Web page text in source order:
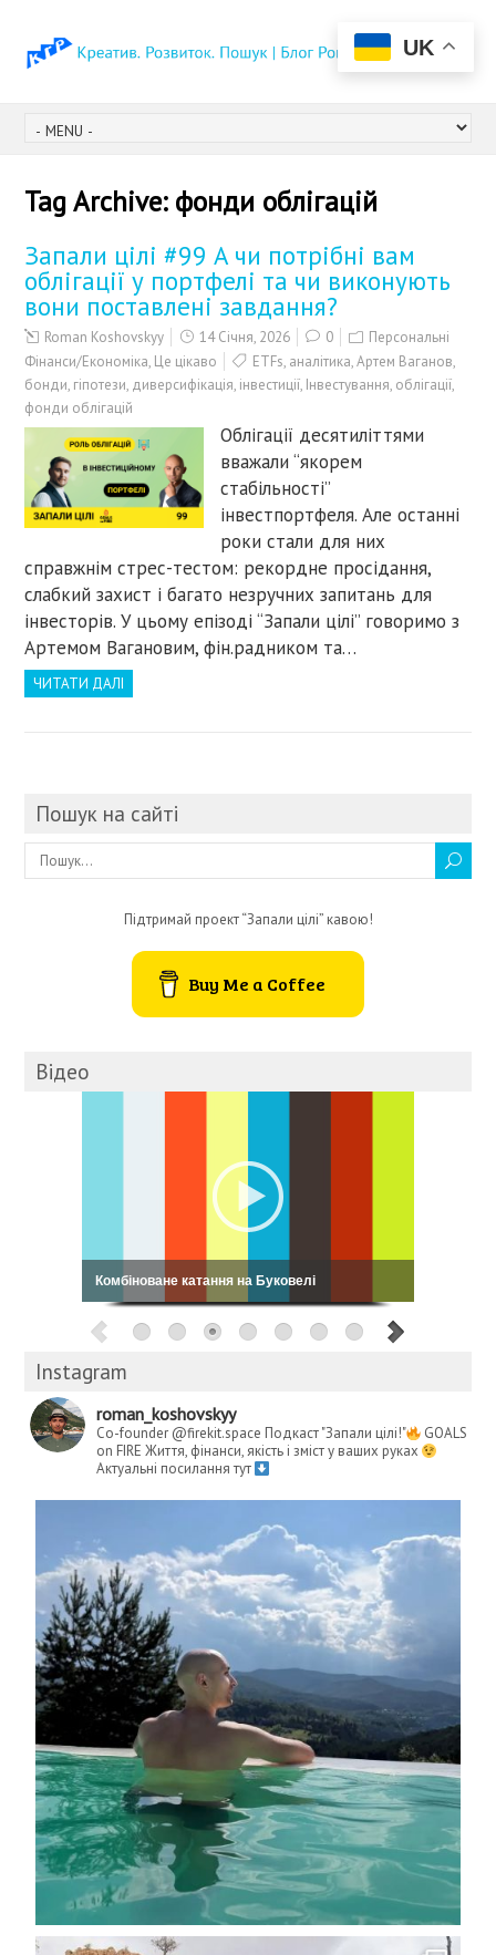
Tag Archive: фонди облігацій
Запали цілі #99 А чи потрібні вам
облігації у портфелі та чи виконують
вони поставлені завдання?
Roman Koshovskyy 14 Січня, 2026 0
Персональні
Фінанси/Економіка, Це цікаво ETFs, аналітика,Артем Ваганов,
бонди, гіпотези, диверсифікація, інвестиції, Інвестування, облігації,
фонди облігацій
Облігації десятиліттями
вважали “якорем
стабільності”
інвестпортфеля. Але останні
роки стали для них
справжнім стрес-тестом: рекордне просідання,
слабкий захист і багато незручних запитань для
інвесторів. У цьому епізоді “Запали цілі” говоримо з
Артемом Вагановим, фін.радником та…
ЧИТАТИ ДАЛІ
Пошук на сайті
Підтримай проект “Запали цілі” кавою!
Buy Me a Coffee
Відео
Комбіноване катання на Буковелі
Instagram
roman_koshovskyy
Co-founder @firekit.space Подкаст "Запали цілі!"
GOALS
on FIRE Життя, фінанси, якість і зміст у ваших руках
Актуальні посилання тут
UK